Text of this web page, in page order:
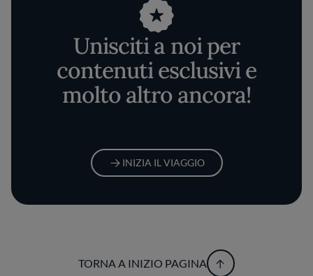
Unisciti a noi per
contenuti esclusivi e
molto altro ancora!
INIZIA IL VIAGGIO
TORNA A INIZIO PAGINA